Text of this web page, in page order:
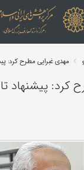
مهدی غبرایی مطرح کرد:
کرد: پیشنهاد